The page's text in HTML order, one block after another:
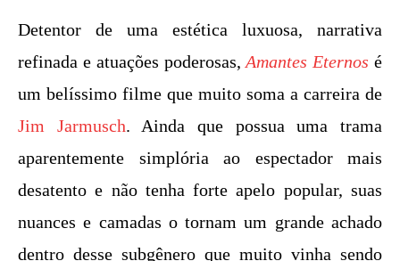
Detentor de uma estética luxuosa, narrativa
refinada e atuações poderosas,Amantes Eternos é
um belíssimo filme que muito soma a carreira de
Jim Jarmusch. Ainda que possua uma trama
aparentemente simplória ao espectador mais
desatento e não tenha forte apelo popular, suas
nuances e camadas o tornam um grande achado
dentro desse subgênero que muito vinha sendo